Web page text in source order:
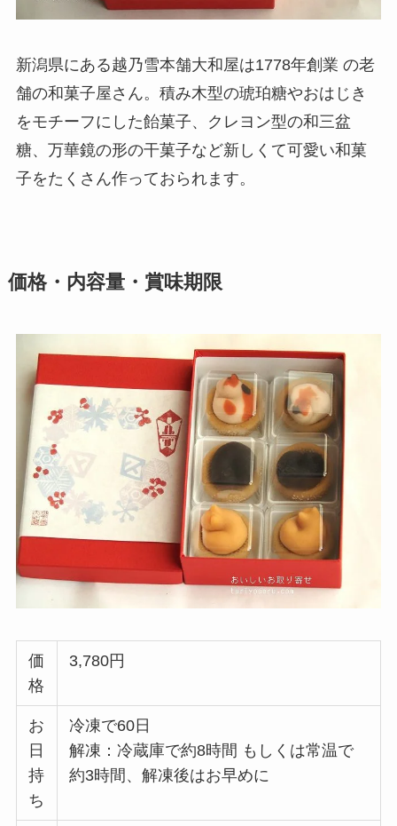
新潟県にある越乃雪本舗大和屋は1778年創業 の老
舗の和菓子屋さん。積み木型の琥珀糖やおはじき
をモチーフにした飴菓子、クレヨン型の和三盆
糖、万華鏡の形の干菓子など新しくて可愛い和菓
子をたくさん作っておられます。
価格・内容量・賞味期限
価
格
3,780円
お
日
持
ち
冷凍で60日
解凍：冷蔵庫で約8時間 もしくは常温で
約3時間、解凍後はお早めに